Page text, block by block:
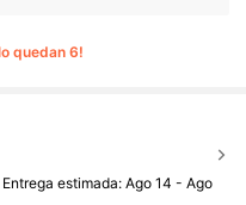
quedan 6!
Entrega estimada: Ago 14 - Ago